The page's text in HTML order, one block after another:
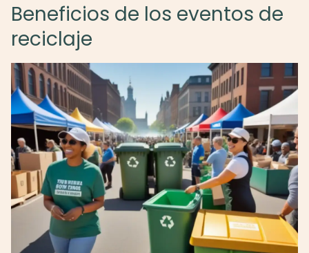
Beneficios de los eventos de
reciclaje